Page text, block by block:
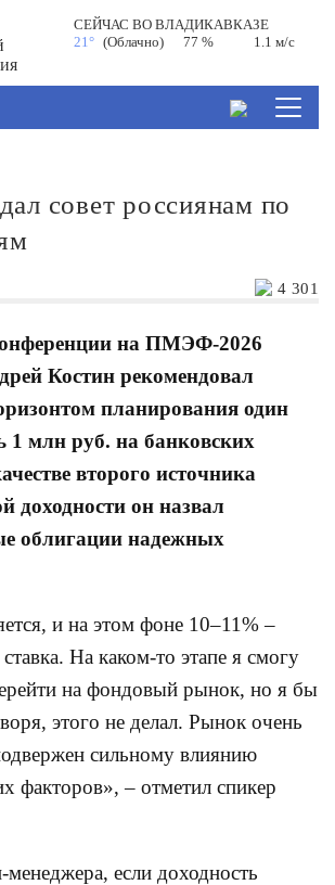
СЕЙЧАС ВОВЛАДИКАВКАЗЕ
21° (Облачно) 77 % 1.1 м/с
совет россиянам по
4 301
на ПМЭФ-2026
Костин рекомендовал
планирования один
1 млн руб. на банковских
второго источника
доходности он назвал
облигации надежных
и на этом фоне 10–11% –
На каком-то этапе я смогу
на фондовый рынок, но я бы
этого не делал. Рынок очень
сильному влиянию
факторов», – отметил спикер
если доходность